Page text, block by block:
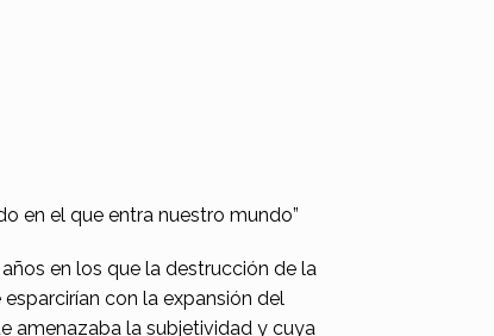
en el que entra nuestro mundo”
en los que la destrucción de la
con la expansión del
amenazaba la subjetividad y cuya